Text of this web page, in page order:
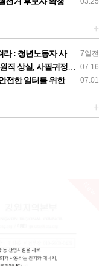
+
7일전
상규명과 재발방지 대책 마련하라
07.16
상실, 사필귀정이다
07.01
본부 폭염감시단 선포 기자회견
+